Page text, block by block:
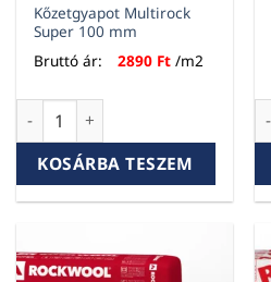
Kőzetgyapot Multirock
Super 100 mm
Bruttó ár:
2890 Ft /m2
Kőzetgyapot Multirock Super
KOSÁRBA TESZEM